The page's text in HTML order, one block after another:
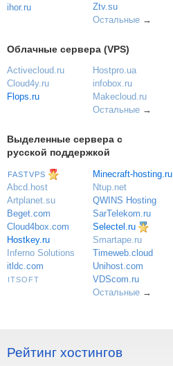
ihor.ru
Ztv.su
Остальные→
Облачные сервера (VPS)
Activecloud.ru
Cloud4y.ru
Flops.ru
Hostpro.ua
infobox.ru
Makecloud.ru
Остальные→
Выделенные сервера с
русской поддержкой
FASTVPS
Abcd.host
Artplanet.su
Beget.com
Cloud4box.com
Hostkey.ru
Inferno Solutions
itldc.com
ITSOFT
Minecraft-hosting.ru
Ntup.net
QWINS Hosting
SarTelekom.ru
Selectel.ru
Smartape.ru
Timeweb.cloud
Unihost.com
VDScom.ru
Остальные→
Рейтинг хостингов